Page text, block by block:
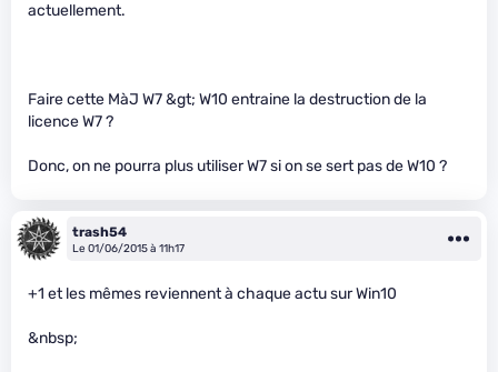
actuellement.
Faire cette MàJ W7 &gt; W10 entraine la destruction de la
licence W7 ?
Donc, on ne pourra plus utiliser W7 si on se sert pas de W10 ?
trash54
Le 01/06/2015 à 11h17
+1 et les mêmes reviennent à chaque actu sur Win10
&nbsp;